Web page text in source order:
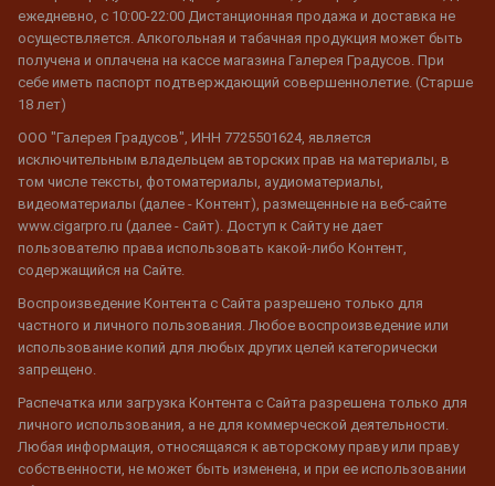
ежедневно, с 10:00-22:00 Дистанционная продажа и доставка не
осуществляется. Алкогольная и табачная продукция может быть
получена и оплачена на кассе магазина Галерея Градусов. При
себе иметь паспорт подтверждающий совершеннолетие. (Старше
18 лет)
ООО "Галерея Градусов", ИНН 7725501624, является
исключительным владельцем авторских прав на материалы, в
том числе тексты, фотоматериалы, аудиоматериалы,
видеоматериалы (далее - Контент), размещенные на веб-сайте
www.cigarpro.ru (далее - Сайт). Доступ к Сайту не дает
пользователю права использовать какой-либо Контент,
содержащийся на Сайте.
Воспроизведение Контента с Сайта разрешено только для
частного и личного пользования. Любое воспроизведение или
использование копий для любых других целей категорически
запрещено.
Распечатка или загрузка Контента с Сайта разрешена только для
личного использования, а не для коммерческой деятельности.
Любая информация, относящаяся к авторскому праву или праву
собственности, не может быть изменена, и при ее использовании